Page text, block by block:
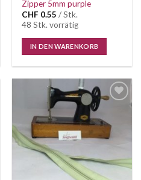
Zipper 5mm purple
CHF 0.55 / Stk.
48 Stk. vorrätig
IN DEN WARENKORB
Auf die
Wunschliste